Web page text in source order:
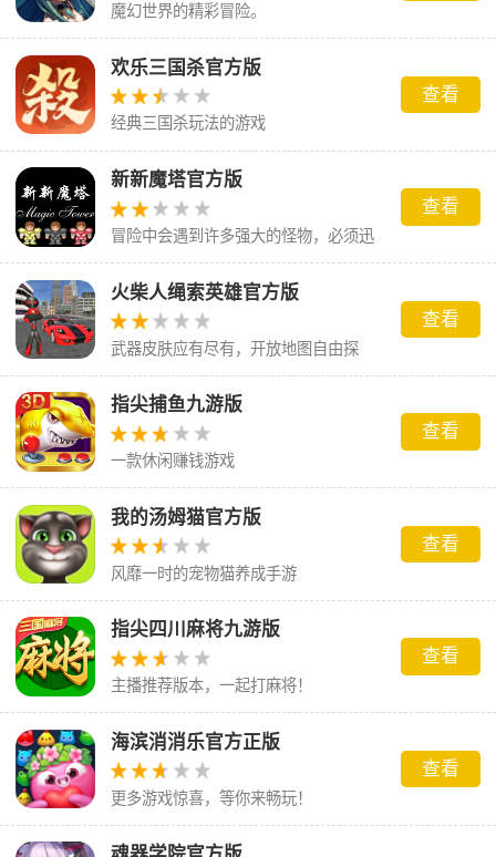
魔幻世界的精彩冒险。
欢乐三国杀官方版
经典三国杀玩法的游戏
查看
新新魔塔官方版
冒险中会遇到许多强大的怪物，必须迅
速击败它们
查看
火柴人绳索英雄官方版
武器皮肤应有尽有，开放地图自由探
索。
查看
指尖捕鱼九游版
一款休闲赚钱游戏
查看
我的汤姆猫官方版
风靡一时的宠物猫养成手游
查看
指尖四川麻将九游版
主播推荐版本，一起打麻将！
查看
海滨消消乐官方正版
更多游戏惊喜，等你来畅玩！
查看